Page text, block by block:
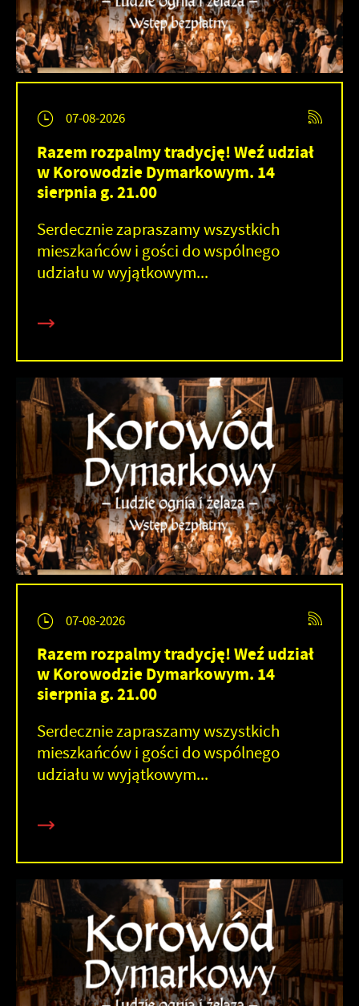
07-08-2026
Razem rozpalmy tradycję! Weź udział
w Korowodzie Dymarkowym. 14
sierpnia g. 21.00
Serdecznie zapraszamy wszystkich
mieszkańców i gości do wspólnego
udziału w wyjątkowym...
07-08-2026
Razem rozpalmy tradycję! Weź udział
w Korowodzie Dymarkowym. 14
sierpnia g. 21.00
Serdecznie zapraszamy wszystkich
mieszkańców i gości do wspólnego
udziału w wyjątkowym...